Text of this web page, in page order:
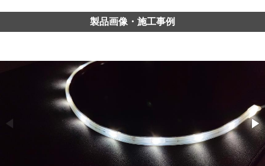
製品画像・施工事例